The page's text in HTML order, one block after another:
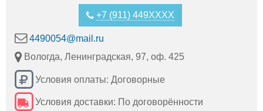
+7 (911) 449XXXX
4490054@mail.ru
Вологда, Ленинградская, 97, оф. 425
Условия оплаты: Договорные
Условия доставки: По договорённости